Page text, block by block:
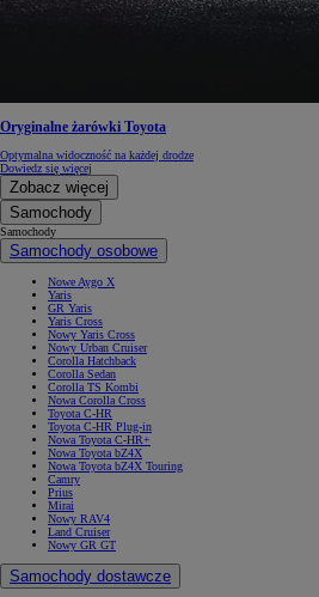
Oryginalne żarówki Toyota
Optymalna widoczność na każdej drodze
Dowiedz się więcej
Zobacz więcej
Samochody
Samochody
Samochody osobowe
Nowe Aygo X
Yaris
GR Yaris
Yaris Cross
Nowy Yaris Cross
Nowy Urban Cruiser
Corolla Hatchback
Corolla Sedan
Corolla TS Kombi
Nowa Corolla Cross
Toyota C-HR
Toyota C-HR Plug-in
Nowa Toyota C-HR+
Nowa Toyota bZ4X
Nowa Toyota bZ4X Touring
Camry
Prius
Mirai
Nowy RAV4
Land Cruiser
Nowy GR GT
Samochody dostawcze